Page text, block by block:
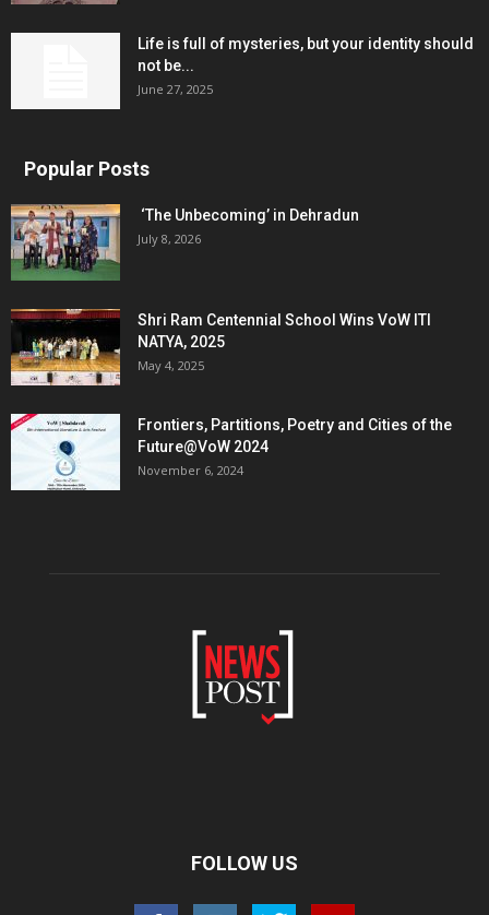
Life is full of mysteries, but your identity should
not be...
June 27, 2025
Popular Posts
‘The Unbecoming’ in Dehradun
July 8, 2026
Shri Ram Centennial School Wins VoW ITI
NATYA, 2025
May 4, 2025
Frontiers, Partitions, Poetry and Cities of the
Future@VoW 2024
November 6, 2024
FOLLOW US